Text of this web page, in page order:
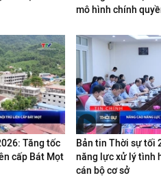
mô hình chính
Tăng tốc
cấp Bát Mọt
Bản tin Thời sự tối
năng lực xử lý tình
cán bộ cơ sở